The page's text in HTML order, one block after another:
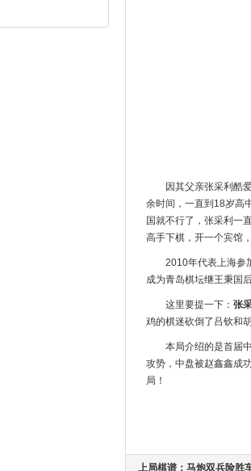
因其父亲张采利酷
余时间，一直到18岁高
国就不行了，张采利一
高手下棋，开一个宾馆
2010年代表上海参
成为青岛棋坛继王秉国
这里要提一下： 张
鸡的棋迷砍倒了吕钦和
本局介绍的是首届
攻势，中盘被赵鑫鑫成
局！
上局棋谱： 马炮双兵险胜